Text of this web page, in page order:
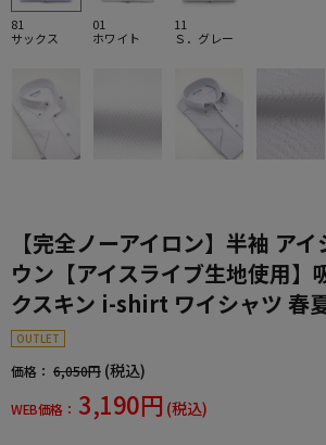
81
サックス
01
ホワイト
11
Ｓ．グレー
【完全ノーアイロン】半袖 ア
ウン【アイスライブ生地使用】
クスキン i-shirt ワイシャツ 春
OUTLET
価格： 6,050円 (税込)
WEB価格： 3,190円 (税込)